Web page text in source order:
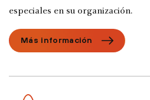
especiales en su organización.
Más información